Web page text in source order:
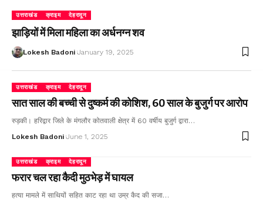
उत्तराखंड क्राइम देहरादून
झाड़ियों में मिला महिला का अर्धनग्न शव
Lokesh Badoni January 19, 2025
उत्तराखंड क्राइम देहरादून
सात साल की बच्ची से दुष्कर्म की कोशिश, 60 साल के बुजुर्ग पर आरोप
रुड़की। हरिद्वार जिले के मंगलौर कोतवाली क्षेत्र में 60 वर्षीय बुजुर्ग द्वारा…
Lokesh Badoni June 1, 2025
उत्तराखंड क्राइम देहरादून
फरार चल रहा कैदी मुठभेड़ में घायल
हत्या मामले में साथियों सहित काट रहा था उम्र कैद की सजा…